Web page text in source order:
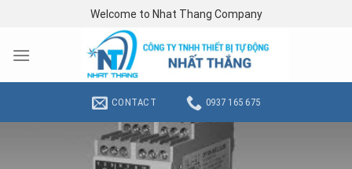
content
Welcome to Nhat Thang Company
CONTACT 0937 165 675